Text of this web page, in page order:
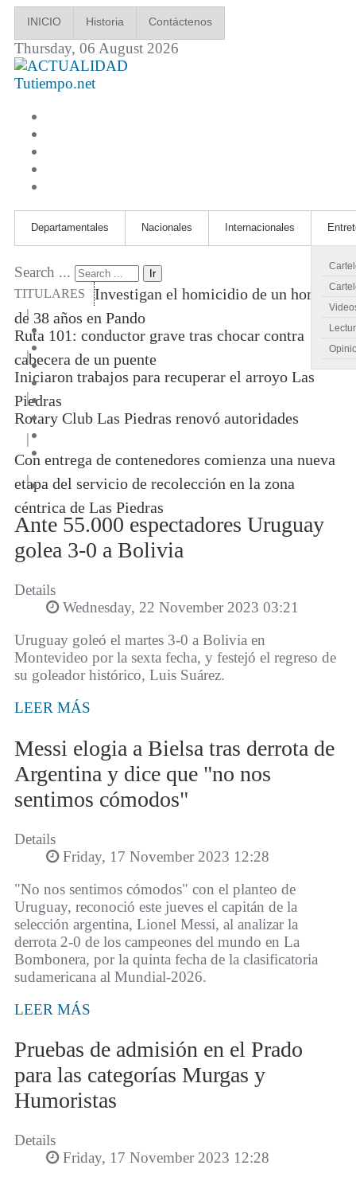
INICIO Historia Contáctenos
Thursday, 06 August 2026
Tutiempo.net
Departamentales Nacionales Internacionales
Search ... Ir
TITULARES
Investigan el homicidio de un hombre
de 38 años en Pando
|
Ruta 101: conductor grave tras chocar contra
cabecera de un puente
|
Iniciaron trabajos para recuperar el arroyo Las
Piedras
|
Rotary Club Las Piedras renovó autoridades
|
Con entrega de contenedores comienza una nueva
etapa del servicio de recolección en la zona
céntrica de Las Piedras
|
Ante 55.000 espectadores Uruguay
golea 3-0 a Bolivia
Details
Wednesday, 22 November 2023 03:21
Uruguay goleó el martes 3-0 a Bolivia en
Montevideo por la sexta fecha, y festejó el regreso de
su goleador histórico, Luis Suárez.
LEER MÁS
Messi elogia a Bielsa tras derrota de
Argentina y dice que "no nos
sentimos cómodos"
Details
Friday, 17 November 2023 12:28
"No nos sentimos cómodos" con el planteo de
Uruguay, reconoció este jueves el capitán de la
selección argentina, Lionel Messi, al analizar la
derrota 2-0 de los campeones del mundo en La
Bombonera, por la quinta fecha de la clasificatoria
sudamericana al Mundial-2026.
LEER MÁS
Pruebas de admisión en el Prado
para las categorías Murgas y
Humoristas
Details
Friday, 17 November 2023 12:28